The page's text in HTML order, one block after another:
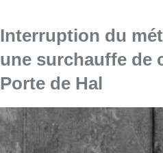
Interruption du
une surchauffe de
Porte de Hal